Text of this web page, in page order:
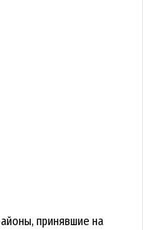
принявшие на